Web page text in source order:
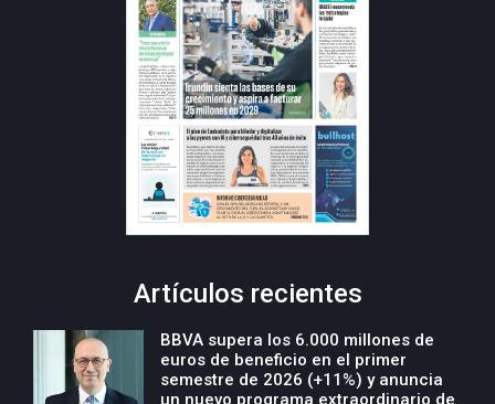
Artículos recientes
BBVA supera los 6.000 millones de
euros de beneficio en el primer
semestre de 2026 (+11%) y anuncia
un nuevo programa extraordinario de